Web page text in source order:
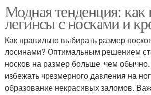
Модная тенденция: как
легинсы с носками и
Как правильно выбирать размер
лосинами? Оптимальным решением
носков на размер больше, чем
избежать чрезмерного давления на
образование некрасивых заломов.